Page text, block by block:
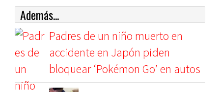
Además...
Padres de un niño muerto en
accidente en Japón piden
bloquear ‘Pokémon Go’ en autos